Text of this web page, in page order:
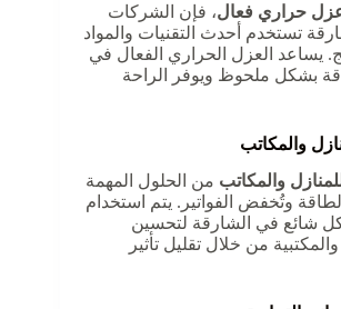
حراري فعال، فإن الشركات
تستخدم أحدث التقنيات والمواد
يساعد العزل الحراري الفعال في
بشكل ملحوظ ويوفر الراحة
والمكاتب
والمكاتب من الحلول المهمة
وتُخفض الفواتير. يتم استخدام
شائع في الشارقة لتحسين
من خلال تقليل تأثير